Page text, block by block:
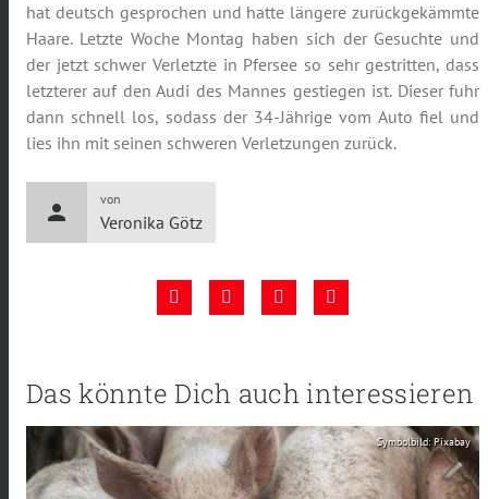
hat deutsch gesprochen und hatte längere zurückgekämmte
Haare. Letzte Woche Montag haben sich der Gesuchte und
der jetzt schwer Verletzte in Pfersee so sehr gestritten, dass
letzterer auf den Audi des Mannes gestiegen ist. Dieser fuhr
dann schnell los, sodass der 34-Jährige vom Auto fiel und
lies ihn mit seinen schweren Verletzungen zurück.
person
von
Veronika Götz
Das könnte Dich auch interessieren
Symbolbild: Pixabay